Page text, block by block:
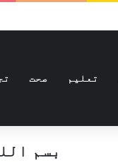
تعلیم صحت
بسم